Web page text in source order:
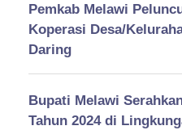
Pemkab Melawi
Koperasi Desa/
Daring
Bupati Melawi
Tahun 2024 di